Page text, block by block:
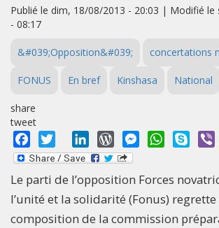
Publié le dim, 18/08/2013 - 20:03 | Modifié le
- 08:17
&#039;Opposition&#039; concertations
FONUS En bref Kinshasa National
share
tweet
Facebook
Twitter LinkedInWordPressMessengerWhatsApp
Skype
Le parti de l’opposition Forces
l’unité et la solidarité (Fonus)
composition de la commission